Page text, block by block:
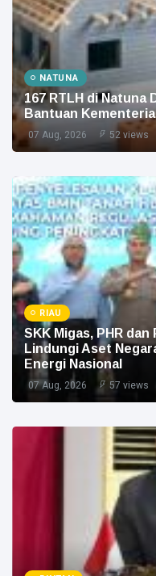
NATUNA
167 RTLH di Natuna
Bantuan
07 Aug, 2026 52 views
RIAU
SKK Migas, PHR
Lindungi Aset
Energi Nasional
07 Aug, 2026 57 views